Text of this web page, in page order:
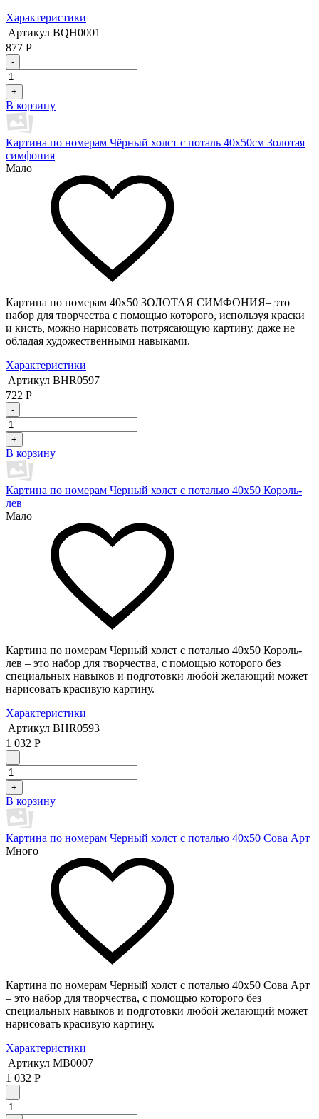
Характеристики
Артикул BQH0001
877 Р
-
+
В корзину
Картина по номерам Чёрный холст с поталь 40х50см Золотая
симфония
Мало
Картина по номерам 40х50 ЗОЛОТАЯ СИМФОНИЯ– это
набор для творчества с помощью которого, используя краски
и кисть, можно нарисовать потрясающую картину, даже не
обладая художественными навыками.
Характеристики
Артикул BHR0597
722 Р
-
+
В корзину
Картина по номерам Черный холст с поталью 40х50 Король-
лев
Мало
Картина по номерам Черный холст с поталью 40х50 Король-
лев – это набор для творчества, с помощью которого без
специальных навыков и подготовки любой желающий может
нарисовать красивую картину.
Характеристики
Артикул BHR0593
1 032 Р
-
+
В корзину
Картина по номерам Черный холст с поталью 40х50 Сова Арт
Много
Картина по номерам Черный холст с поталью 40х50 Сова Арт
– это набор для творчества, с помощью которого без
специальных навыков и подготовки любой желающий может
нарисовать красивую картину.
Характеристики
Артикул MB0007
1 032 Р
-